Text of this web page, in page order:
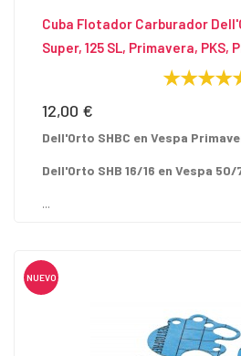
Cuba Flotador Carburador
Super, 125 SL, Primavera, PKS,
Precio
12,00 €
Dell'Orto SHBC en Vespa
Dell'Orto SHB 16/16 en Vespa 50/
...
NUEVO